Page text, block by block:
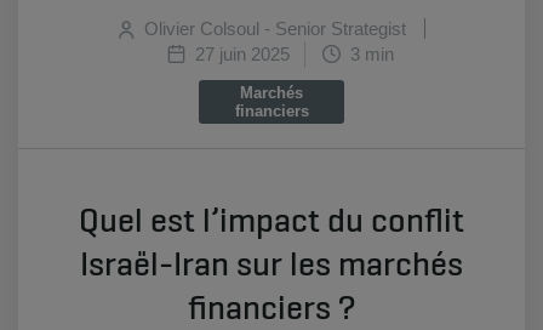
Olivier Colsoul - Senior Strategist
27 juin 2025
3 min
Marchés
financiers
Quel est l’impact du conflit
Israël-Iran sur les marchés
financiers ?